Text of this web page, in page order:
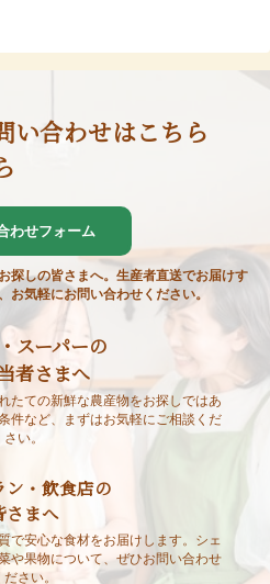
い合わせはこちら
わせフォーム
探しの皆さまへ。生産者直送でお届けす
お気軽にお問い合わせください。
スーパーの
者さまへ
たての新鮮な農産物をお探しではあ
件など、まずはお気軽にご相談くだ
さい。
ン・飲食店の
さまへ
で安心な食材をお届けします。シェ
や果物について、ぜひお問い合わせ
ださい。